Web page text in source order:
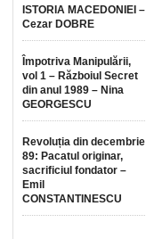
ISTORIA MACEDONIEI –
Cezar DOBRE
Împotriva Manipulării,
vol 1 – Războiul Secret
din anul 1989 – Nina
GEORGESCU
Revoluția din decembrie
89: Pacatul originar,
sacrificiul fondator –
Emil
CONSTANTINESCU